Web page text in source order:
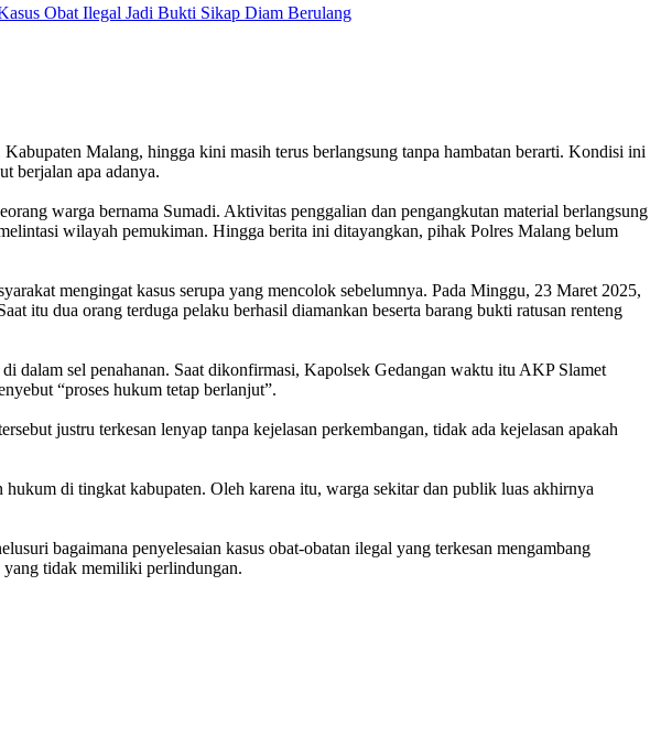
Malang, hingga kini masih terus berlangsung tanpa hambatan berarti. Kondisi ini
berjalan apa adanya.
warga bernama Sumadi. Aktivitas penggalian dan pengangkutan material berlangsung
wilayah pemukiman. Hingga berita ini ditayangkan, pihak Polres Malang belum
mengingat kasus serupa yang mencolok sebelumnya. Pada Minggu, 23 Maret 2025,
itu dua orang terduga pelaku berhasil diamankan beserta barang bukti ratusan renteng
dalam sel penahanan. Saat dikonfirmasi, Kapolsek Gedangan waktu itu AKP Slamet
“proses hukum tetap berlanjut”.
justru terkesan lenyap tanpa kejelasan perkembangan, tidak ada kejelasan apakah
di tingkat kabupaten. Oleh karena itu, warga sekitar dan publik luas akhirnya
bagaimana penyelesaian kasus obat-obatan ilegal yang terkesan mengambang
yang tidak memiliki perlindungan.